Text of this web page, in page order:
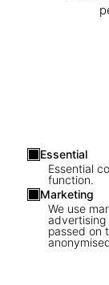
Essential
Essential
function.
Marketing
We use
advertising
passed on